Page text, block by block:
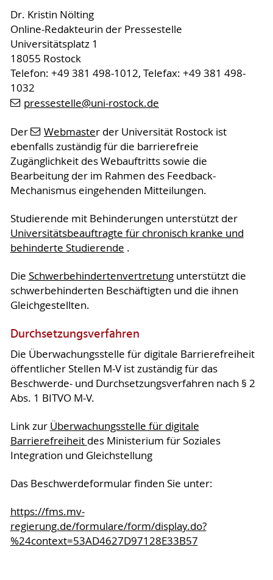
Dr. Kristin Nölting
Online-Redakteurin der Pressestelle
Universitätsplatz 1
18055 Rostock
Telefon: +49 381 498-1012, Telefax: +49 381 498-
1032
pressestelle@uni-rostock.de
Der Webmaster der Universität Rostock ist
ebenfalls zuständig für die barrierefreie
Zugänglichkeit des Webauftritts sowie die
Bearbeitung der im Rahmen des Feedback-
Mechanismus eingehenden Mitteilungen.
Studierende mit Behinderungen unterstützt der
Universitätsbeauftragte für chronisch kranke und
behinderte Studierende .
Die Schwerbehindertenvertretungunterstützt die
schwerbehinderten Beschäftigten und die ihnen
Gleichgestellten.
Durchsetzungsverfahren
Die Überwachungsstelle für digitale Barrierefreiheit
öffentlicher Stellen M-V ist zuständig für das
Beschwerde- und Durchsetzungsverfahren nach § 2
Abs. 1 BITVO M-V.
Link zur Überwachungsstelle für digitale
Barrierefreiheit des Ministerium für Soziales
Integration und Gleichstellung
Das Beschwerdeformular finden Sie unter:
https://fms.mv-
regierung.de/formulare/form/display.do?
%24context=53AD4627D97128E33B57